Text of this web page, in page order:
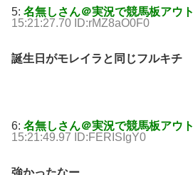
5: 名無しさん＠実況で競馬板アウト
15:21:27.70 ID:rMZ8aO0F0
誕生日がモレイラと同じフルキチ
6: 名無しさん＠実況で競馬板アウト
15:21:49.97 ID:FERISIgY0
強かったなー